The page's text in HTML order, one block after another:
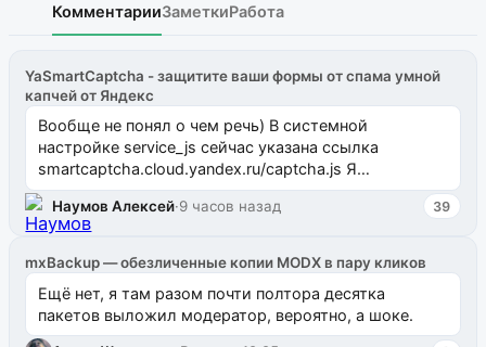
КомментарииЗаметкиРабота
YaSmartCaptcha - защитите ваши формы от спама умной
капчей от Яндекс
Вообще не понял о чем речь) В системной
настройке service_js сейчас указана ссылка
smartcaptcha.cloud.yandex.ru/captcha.js Я
предложил очистить эту настройку, тогда
компонент н...
Наумов Алексей·9 часов назад 39
mxBackup — обезличенные копии MODX в пару кликов
Ещё нет, я там разом почти полтора десятка
пакетов выложил модератор, вероятно, а шоке.